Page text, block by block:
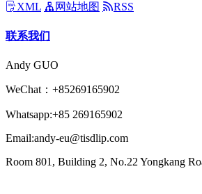
XML 网站地图 RSS
联系我们
Andy GUO
WeChat：+85269165902
Whatsapp:+85 269165902
Email:andy-eu@tisdlip.com
Room 801, Building 2, No.22 Yongkang